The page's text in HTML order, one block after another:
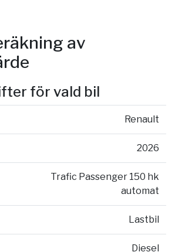
av
för vald bil
Renault
2026
Trafic Passenger 150 hk
automat
Lastbil
Diesel